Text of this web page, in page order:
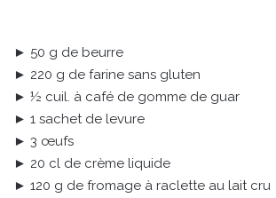
► 50 g de beurre
► 220 g de farine sans gluten
► ½ cuil. à café de gomme de guar
► 1 sachet de levure
► 3 œufs
► 20 cl de crème liquide
► 120 g de fromage à raclette au lait cru